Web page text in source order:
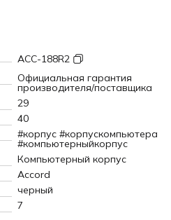
ACC-188R2
Официальная гарантия
производителя/поставщика
29
40
#корпус #корпускомпьютера
#компьютерныйкорпус
Компьютерный корпус
Accord
черный
7